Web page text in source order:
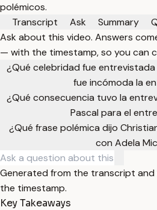
polémicos.
Transcript
Ask Summary
Ask about this video. Answers
— with the timestamp, so you can
¿Qué celebridad fue
fue incómoda la
¿Qué consecuencia tuvo la
Pascal para el
¿Qué frase polémica dijo
con Adela
Generated from the transcript
the timestamp.
Key Takeaways